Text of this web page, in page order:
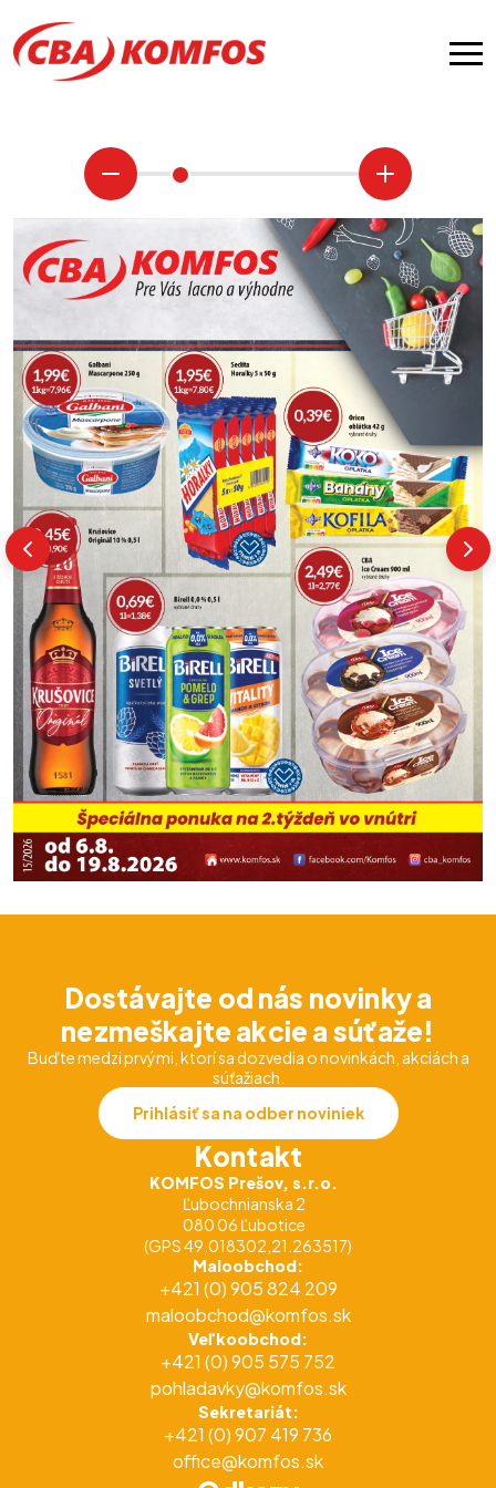
Kontakt
KOMFOS Prešov, s.r.o.
Ľubochnianska 2
080 06 Ľubotice
(GPS 49.018302,21.263517)
Maloobchod:
+421 (0) 905 824 209
maloobchod@komfos.sk
Veľkoobchod:
+421 (0) 905 575 752
pohladavky@komfos.sk
Sekretariát:
+421 (0) 907 419 736
office@komfos.sk
Dostávajte od nás novinky a
nezmeškajte akcie a súťaže!
Buďte medzi prvými, ktorí sa dozvedia o novinkách, akciách a
súťažiach.
Prihlásiť sa na odber noviniek